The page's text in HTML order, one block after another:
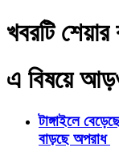
খবরটি
এ বিষয়ে
টাঙ্গাইলে
বাড়ছে অপরাধ